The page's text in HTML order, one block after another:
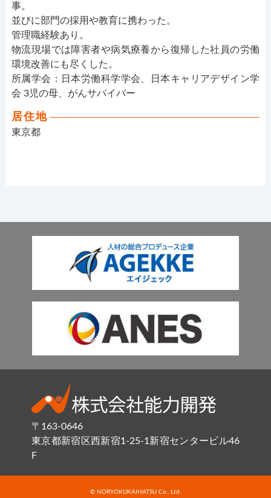
事。
並びに部門の採用や教育に携わった。
管理職経験あり。
物流現場では障害者や病気療養から復帰した社員の労働
環境改善にも尽くした。
所属学会：日本労働科学学会、日本キャリアデザイン学
会 3児の母、がんサバイバー
居住地
東京都
〒163-0646
東京都新宿区西新宿1-25-1新宿センタービル46
F
© NORYOKUKAIHATSU Co., Ltd.